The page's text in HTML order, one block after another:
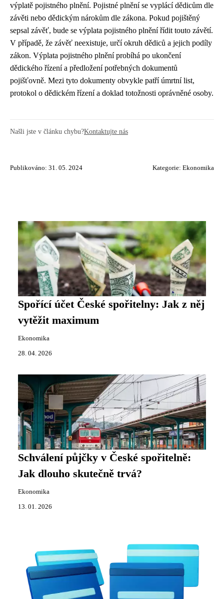
výplatě pojistného plnění. Pojistné plnění se vyplácí dědicům dle
závěti nebo dědickým nárokům dle zákona. Pokud pojištěný
sepsal závěť, bude se výplata pojistného plnění řídit touto závětí.
V případě, že závěť neexistuje, určí okruh dědiců a jejich podíly
zákon. Výplata pojistného plnění probíhá po ukončení
dědického řízení a předložení potřebných dokumentů
pojišťovně. Mezi tyto dokumenty obvykle patří úmrtní list,
protokol o dědickém řízení a doklad totožnosti oprávněné osoby.
Našli jste v článku chybu?Kontaktujte nás
Publikováno: 31. 05. 2024 Kategorie: Ekonomika
Spořící účet České spořitelny: Jak z něj
vytěžit maximum
Ekonomika
28. 04. 2026
Schválení půjčky v České spořitelně:
Jak dlouho skutečně trvá?
Ekonomika
13. 01. 2026